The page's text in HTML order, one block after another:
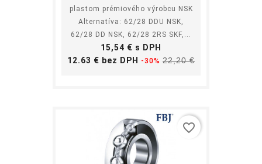
plastom prémiového výrobcu NSK
Alternatíva: 62/28 DDU NSK,
62/28 DD NSK, 62/28 2RS SKF,...
Cena
15,54 € s DPH
12.63 € bez DPH Základná
-30% 22,20 €Cena
favorite_border